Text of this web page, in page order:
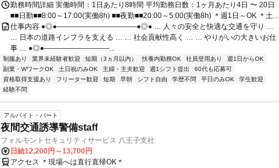
勤務時間詳細 実働時間：1日あたり8時間 平均勤務日数：1ヶ月あたり4日 〜 20日
■■日勤■■8:00～17:00(実働8h) ■■夜勤■■20:00～5:00(実働8h) ＊週1日～OK ＊土...
仕事内容 ●◎●―――――――――――●◎● … 人々の安全と快適な交通を守り …
… 日本の道路インフラを支える … … 社会貢献性高く … … やりがいの大きいお仕
事 … ●◎●―――――――――...
制服あり 業界未経験者歓迎 短期（3ヵ月以内） 扶養内勤務OK 社員登用あり
週1日からOK
副業・WワークOK
土日祝のみOK 主婦・主夫歓迎 週1シフト提出
60代も応募可
資格取得支援あり
フリーター歓迎 短期 早朝 シフト自由 学歴不問 平日のみOK
学生歓迎
経験不問
アルバイト・パート
夜間交通誘導警備staff
フォルモントセキュリティサービス 八王子支社
日給12,200円～13,700円
アクセス ＊現場へは直行直帰OK＊